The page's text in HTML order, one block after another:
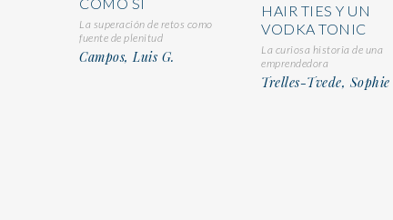
La superación de retos como
fuente de plenitud
Campos, Luis G.
HAIR TIES Y UN
VODKA TONIC
La curiosa historia de una
emprendedora
Trelles-Tvede, Sophie